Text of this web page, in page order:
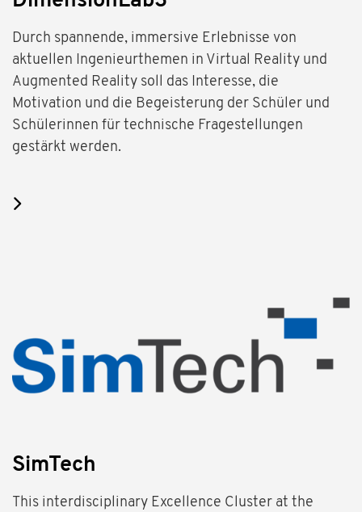
Durch spannende, immersive Erlebnisse von
aktuellen Ingenieurthemen in Virtual Reality und
Augmented Reality soll das Interesse, die
Motivation und die Begeisterung der Schüler und
Schülerinnen für technische Fragestellungen
gestärkt werden.
SimTech
This interdisciplinary Excellence Cluster at the